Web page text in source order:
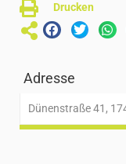
Drucken
Adresse
Dünenstraße 41,